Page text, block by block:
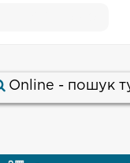
Оnline - пошук